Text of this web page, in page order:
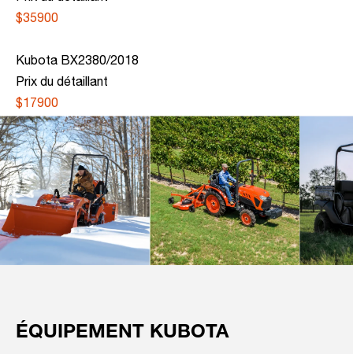
$35900
Kubota BX2380/2018
Prix du détaillant
$17900
ÉQUIPEMENT KUBOTA